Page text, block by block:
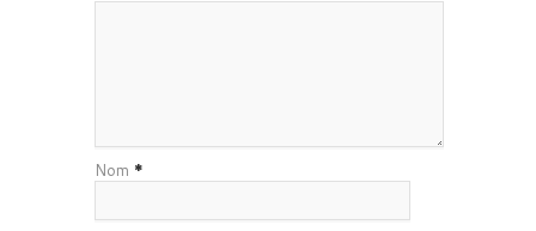
Nom *